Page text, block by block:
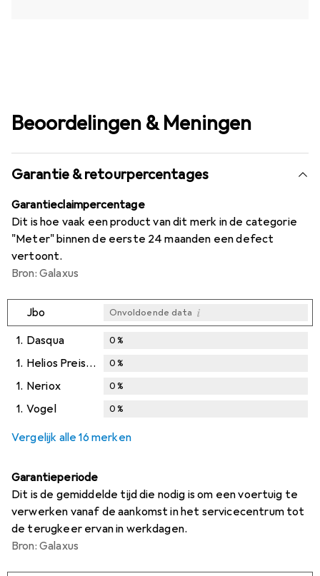
Beoordelingen & Meningen
Garantie & retourpercentages
Garantieclaimpercentage
Dit is hoe vaak een product van dit merk in de categorie
"Meter" binnen de eerste 24 maanden een defect
vertoont.
Bron: Galaxus
Jbo Onvoldoende data i
1. Dasqua 0%
1. Helios Preisser 0%
1. Neriox 0%
1. Vogel 0%
Vergelijk alle 16 merken
Garantieperiode
Dit is de gemiddelde tijd die nodig is om een voertuig te
verwerken vanaf de aankomst in het servicecentrum tot
de terugkeer ervan in werkdagen.
Bron: Galaxus